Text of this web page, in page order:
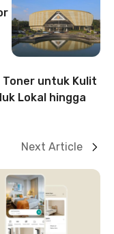
Toner untuk Kulit
Lokal hingga
Next Article